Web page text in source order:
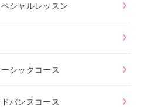
シャルレッスン
シックコース
バンスコース